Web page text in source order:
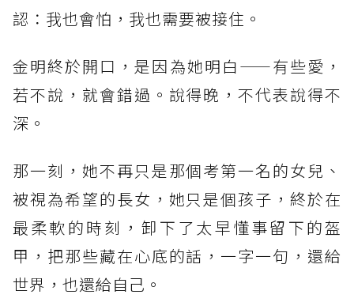
認：我也會怕，我也需要被接住。
金明終於開口，是因為她明白——有些愛，
若不說，就會錯過。說得晚，不代表說得不
深。
那一刻，她不再只是那個考第一名的女兒、
被視為希望的長女，她只是個孩子，終於在
最柔軟的時刻，卸下了太早懂事留下的盔
甲，把那些藏在心底的話，一字一句，還給
世界，也還給自己。